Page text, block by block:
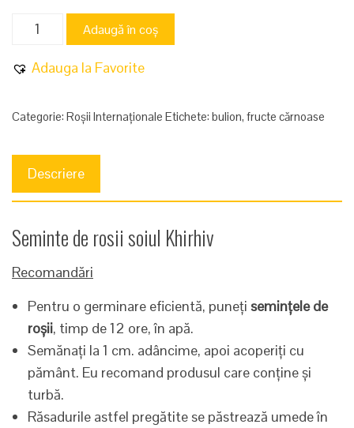
Cantitate
Adaugă în coș
Adauga la Favorite
Categorie: Roșii Internaționale Etichete: bulion, fructe cărnoase
Descriere
Seminte de rosii soiul Khirhiv
Recomandări
Pentru o germinare eficientă, puneți semințele de
roșii, timp de 12 ore, în apă.
Semănați la 1 cm. adâncime, apoi acoperiți cu
pământ. Eu recomand produsul care conține și
turbă.
Răsadurile astfel pregătite se păstrează umede în